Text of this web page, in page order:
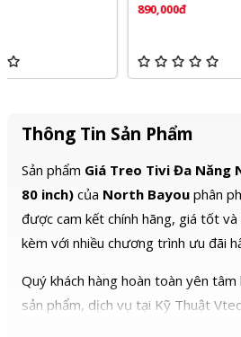
Thông Tin Sản Phẩm
Sản phẩm Giá Treo Tivi Đa Năng
80 inch) của North Bayou phân
được cam kết chính hãng, giá tốt và
kèm với nhiều chương trình ưu đãi
Quý khách hàng hoàn toàn yên
sản phẩm, dịch vụ tại Kỹ Thuật